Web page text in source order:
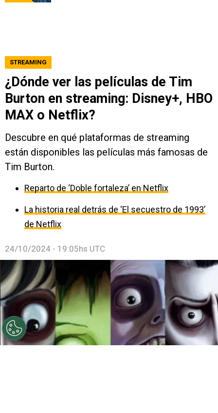
STREAMING
¿Dónde ver las películas de Tim
Burton en streaming: Disney+, HBO
MAX o Netflix?
Descubre en qué plataformas de streaming
están disponibles las películas más famosas de
Tim Burton.
Reparto de ‘Doble fortaleza’ en Netflix
La historia real detrás de ‘El secuestro de 1993’
de Netflix
24/10/2024 - 19:05hs UTC